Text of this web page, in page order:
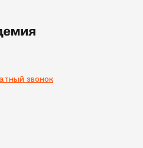
звонок